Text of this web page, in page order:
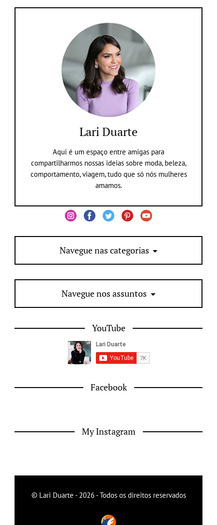
Lari Duarte
Aqui é um espaço entre amigas para
compartilharmos nossas ideias sobre moda, beleza,
comportamento, viagem, tudo que só nós mulheres
amamos.
Navegue nas categorias
Navegue nos assuntos
YouTube
Facebook
My Instagram
© Lari Duarte - 2026 - Todos os direitos reservados